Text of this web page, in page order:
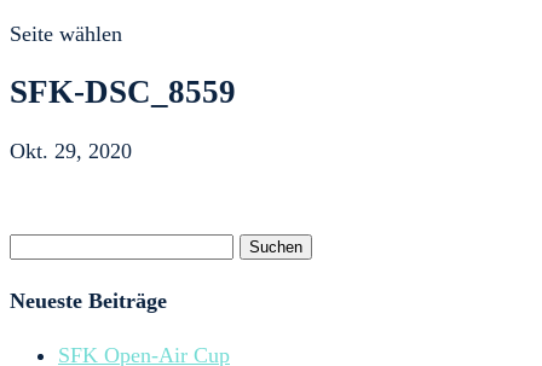
Seite wählen
SFK-DSC_8559
Okt. 29, 2020
Suchen
Neueste Beiträge
SFK Open-Air Cup